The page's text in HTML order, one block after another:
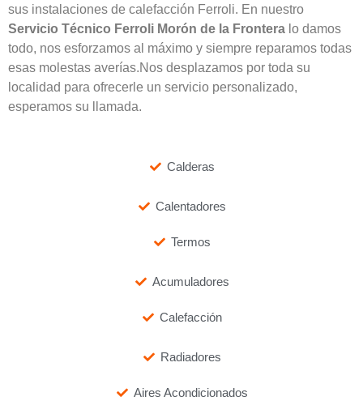
sus instalaciones de calefacción Ferroli. En nuestro
Servicio Técnico Ferroli Morón de la Frontera lo damos
todo, nos esforzamos al máximo y siempre reparamos todas
esas molestas averías.Nos desplazamos por toda su
localidad para ofrecerle un servicio personalizado,
esperamos su llamada.
Calderas
Calentadores
Termos
Acumuladores
Calefacción
Radiadores
Aires Acondicionados